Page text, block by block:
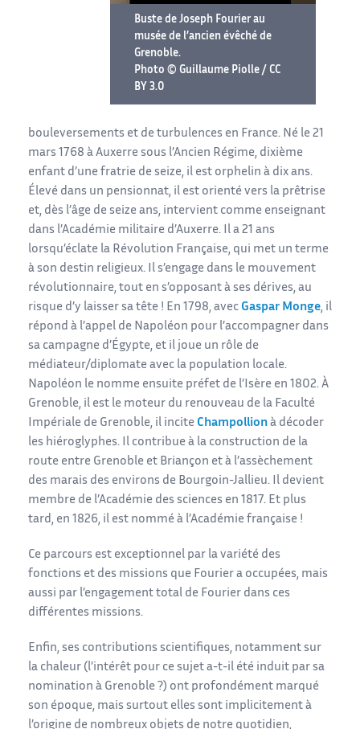
Buste de Joseph Fourier au
musée de l’ancien évêché de
Grenoble.
Photo © Guillaume Piolle / CC
BY 3.0
bouleversements et de turbulences en France. Né le 21
mars 1768 à Auxerre sous l’Ancien Régime, dixième
enfant d’une fratrie de seize, il est orphelin à dix ans.
Élevé dans un pensionnat, il est orienté vers la prêtrise
et, dès l’âge de seize ans, intervient comme enseignant
dans l’Académie militaire d’Auxerre. Il a 21 ans
lorsqu’éclate la Révolution Française, qui met un terme
à son destin religieux. Il s’engage dans le mouvement
révolutionnaire, tout en s’opposant à ses dérives, au
risque d’y laisser sa tête ! En 1798, avec Gaspar Monge, il
répond à l’appel de Napoléon pour l’accompagner dans
sa campagne d’Égypte, et il joue un rôle de
médiateur/diplomate avec la population locale.
Napoléon le nomme ensuite préfet de l’Isère en 1802. À
Grenoble, il est le moteur du renouveau de la Faculté
Impériale de Grenoble, il incite Champollion à décoder
les hiéroglyphes. Il contribue à la construction de la
route entre Grenoble et Briançon et à l’assèchement
des marais des environs de Bourgoin-Jallieu. Il devient
membre de l’Académie des sciences en 1817. Et plus
tard, en 1826, il est nommé à l’Académie française !
Ce parcours est exceptionnel par la variété des
fonctions et des missions que Fourier a occupées, mais
aussi par l’engagement total de Fourier dans ces
différentes missions.
Enfin, ses contributions scientifiques, notamment sur
la chaleur (l’intérêt pour ce sujet a-t-il été induit par sa
nomination à Grenoble ?) ont profondément marqué
son époque, mais surtout elles sont implicitement à
l’origine de nombreux objets de notre quotidien,